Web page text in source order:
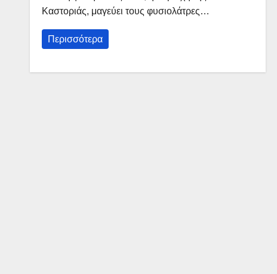
Καστοριάς, μαγεύει τους φυσιολάτρες…
Περισσότερα